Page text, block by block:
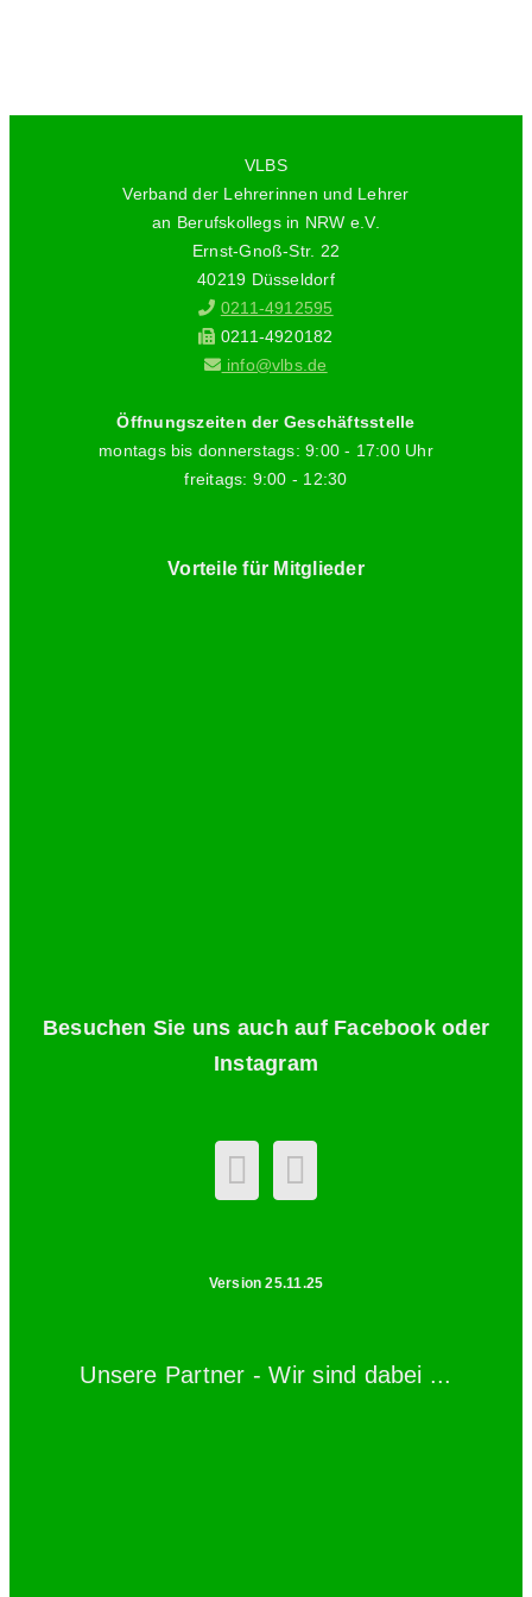
VLBS
Verband der Lehrerinnen und Lehrer
an Berufskollegs in NRW e.V.
Ernst-Gnoß-Str. 22
40219 Düsseldorf
0211-4912595
0211-4920182
info@vlbs.de
Öffnungszeiten der Geschäftsstelle
montags bis donnerstags: 9:00 - 17:00 Uhr
freitags: 9:00 - 12:30
Vorteile für Mitglieder
Besuchen Sie uns auch auf Facebook oder
Instagram
Version 25.11.25
Unsere Partner - Wir sind dabei ...